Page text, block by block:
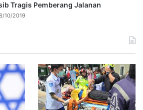
Tragis Pemberang Jalanan
10/2019